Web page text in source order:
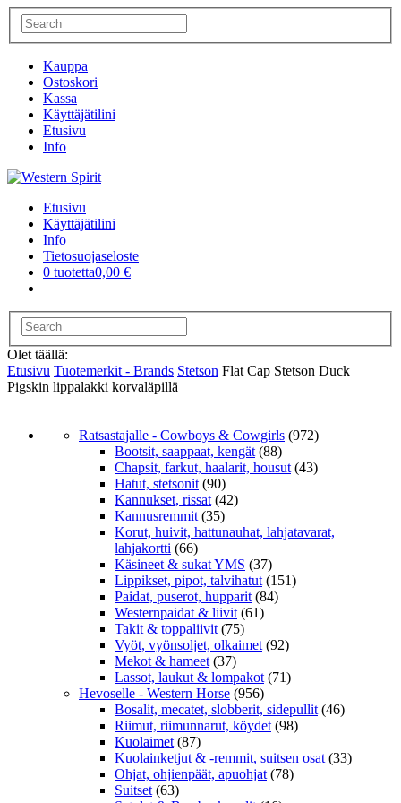
Kauppa
Ostoskori
Kassa
Käyttäjätilini
Etusivu
Info
Etusivu
Käyttäjätilini
Info
Tietosuojaseloste
0 tuotetta0,00 €
Olet täällä:
Etusivu Tuotemerkit - Brands Stetson Flat Cap Stetson Duck
Pigskin lippalakki korvaläpillä
Ratsastajalle - Cowboys & Cowgirls (972)
Bootsit, saappaat, kengät (88)
Chapsit, farkut, haalarit, housut (43)
Hatut, stetsonit (90)
Kannukset, rissat (42)
Kannusremmit (35)
Korut, huivit, hattunauhat, lahjatavarat,
lahjakortti (66)
Käsineet & sukat YMS (37)
Lippikset, pipot, talvihatut (151)
Paidat, puserot, hupparit (84)
Westernpaidat & liivit (61)
Takit & toppaliivit (75)
Vyöt, vyönsoljet, olkaimet (92)
Mekot & hameet (37)
Lassot, laukut & lompakot (71)
Hevoselle - Western Horse (956)
Bosalit, mecatet, slobberit, sidepullit (46)
Riimut, riimunnarut, köydet (98)
Kuolaimet (87)
Kuolainketjut & -remmit, suitsen osat (33)
Ohjat, ohjienpäät, apuohjat (78)
Suitset (63)